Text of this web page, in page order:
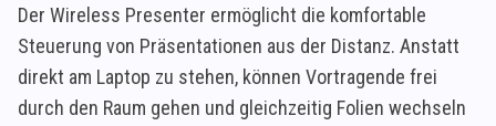
Der Wireless Presenter ermöglicht die komfortable
Steuerung von Präsentationen aus der Distanz. Anstatt
direkt am Laptop zu stehen, können Vortragende frei
durch den Raum gehen und gleichzeitig Folien wechseln